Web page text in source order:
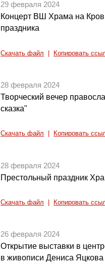
29 февраля 2024
Концерт ВШ Храма на
праздника
Скачать файл Копировать
28 февраля 2024
Творческий вечер
сказка"
Скачать файл Копировать
28 февраля 2024
Престольный праздник
Скачать файл Копировать
26 февраля 2024
Открытие выставки в
в живописи Дениса Яцкова